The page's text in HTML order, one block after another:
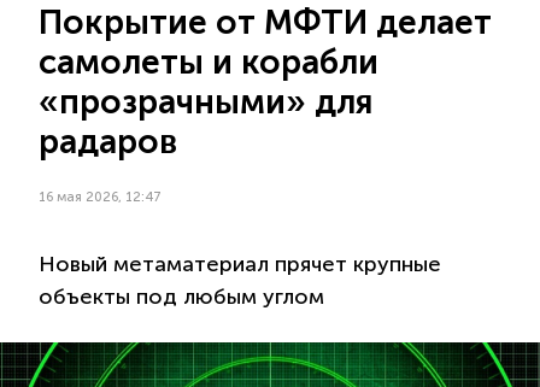
Покрытие от МФТИ делает
самолеты и корабли
«прозрачными» для
радаров
16 мая 2026, 12:47
Новый метаматериал прячет крупные
объекты под любым углом